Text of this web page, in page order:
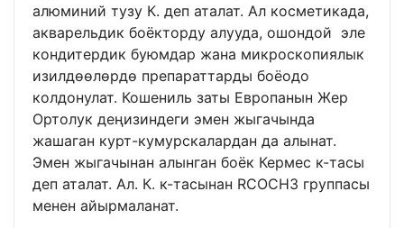
алюминий тузу К. деп аталат. Ал косметикада,
акварельдик боёкторду алууда, ошондой эле
кондитердик буюмдар жана микроскопиялык
изилдөөлөрдө препараттарды боёодо
колдонулат. Кошениль заты Европанын Жер
Ортолук деңизиндеги эмен жыгачында
жашаган курт-кумурскалардан да алынат.
Эмен жыгачынан алынган боёк Кермес к-тасы
деп аталат. Ал. К. к-тасынан RСОСН3 группасы
менен айырмаланат.